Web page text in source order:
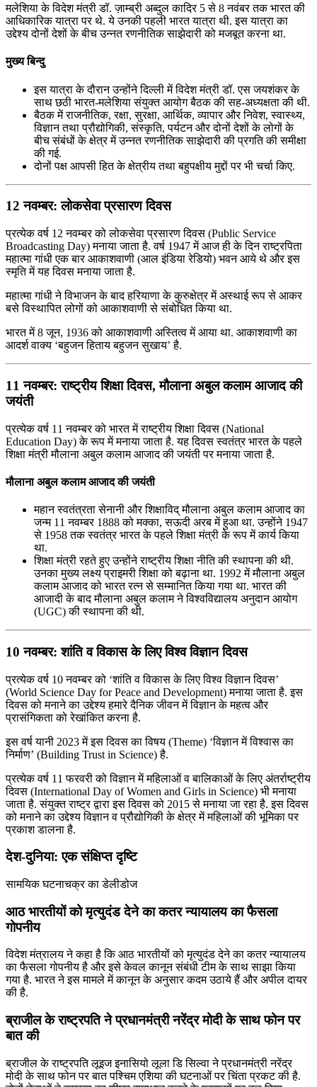
मलेशिया के विदेश मंत्री डॉ. ज़ाम्ब्री अब्दुल कादिर 5 से 8 नवंबर तक भारत की
आधिकारिक यात्रा पर थे. ये उनकी पहली भारत यात्रा थी. इस यात्रा का
उद्देश्य दोनों देशों के बीच उन्नत रणनीतिक साझेदारी को मजबूत करना था.
मुख्य बिन्दु
इस यात्रा के दौरान उन्होंने दिल्ली में विदेश मंत्री डॉ. एस जयशंकर के
साथ छठी भारत-मलेशिया संयुक्त आयोग बैठक की सह-अध्यक्षता की थी.
बैठक में राजनीतिक, रक्षा, सुरक्षा, आर्थिक, व्यापार और निवेश, स्वास्थ्य,
विज्ञान तथा प्रौद्योगिकी, संस्कृति, पर्यटन और दोनों देशों के लोगों के
बीच संबंधों के क्षेत्र में उन्नत रणनीतिक साझेदारी की प्रगति की समीक्षा
की गई.
दोनों पक्ष आपसी हित के क्षेत्रीय तथा बहुपक्षीय मुद्दों पर भी चर्चा किए.
12 नवम्‍बर: लोकसेवा प्रसारण दिवस
प्रत्येक वर्ष 12 नवम्‍बर को लोकसेवा प्रसारण दिवस (Public Service
Broadcasting Day) मनाया जाता है. वर्ष 1947 में आज ही के दिन राष्‍ट्रपिता
महात्मा गांधी एक बार आकाशवाणी (आल इंडिया रेडियो) भवन आये थे और इस
स्‍मृति में यह दिवस मनाया जाता है.
महात्‍मा गांधी ने विभाजन के बाद हरियाणा के कुरुक्षेत्र में अस्‍थाई रूप से आकर
बसे विस्‍थापित लोगों को आकाशवाणी से संबोधित किया था.
भारत में 8 जून, 1936 को आकाशवाणी अस्तित्व में आया था. आकाशवाणी का
आदर्श वाक्य ‘बहुजन हिताय बहुजन सुखाय’ है.
11 नवम्‍बर: राष्‍ट्रीय शिक्षा दिवस, मौलाना अबुल कलाम आजाद की
जयंती
प्रत्‍येक वर्ष 11 नवम्‍बर को भारत में राष्‍ट्रीय शिक्षा दिवस (National
Education Day) के रूप में मनाया जाता है. यह दिवस स्‍वतंत्र भारत के पहले
शिक्षा मंत्री मौलाना अबुल कलाम आजाद की जयंती पर मनाया जाता है.
मौलाना अबुल कलाम आजाद की जयंती
महान स्‍वतंत्रता सेनानी और शिक्षाविद् मौलाना अबुल कलाम आजाद का
जन्म 11 नवम्‍बर 1888 को मक्का, सऊदी अरब में हुआ था. उन्होंने 1947
से 1958 तक स्वतंत्र भारत के पहले शिक्षा मंत्री के रूप में कार्य किया
था.
शिक्षा मंत्री रहते हुए उन्होंने राष्ट्रीय शिक्षा नीति की स्थापना की थी.
उनका मुख्य लक्ष्य प्राइमरी शिक्षा को बढ़ाना था. 1992 में मौलाना अबुल
कलाम आजाद को भारत रत्न से सम्मानित किया गया था. भारत की
आजादी के बाद मौलाना अबुल कलाम ने विश्वविद्यालय अनुदान आयोग
(UGC) की स्थापना की थी.
10 नवम्बर: शांति व विकास के लिए विश्व विज्ञान दिवस
प्रत्येक वर्ष 10 नवम्बर को ‘शांति व विकास के लिए विश्व विज्ञान दिवस’
(World Science Day for Peace and Development) मनाया जाता है. इस
दिवस को मनाने का उद्देश्य हमारे दैनिक जीवन में विज्ञान के महत्व और
प्रासंगिकता को रेखांकित करना है.
इस वर्ष यानी 2023 में इस दिवस का विषय (Theme) ‘विज्ञान में विश्वास का
निर्माण’ (Building Trust in Science) है.
प्रत्येक वर्ष 11 फरवरी को विज्ञान में महिलाओं व बालिकाओं के लिए अंतर्राष्ट्रीय
दिवस (International Day of Women and Girls in Science) भी मनाया
जाता है. संयुक्त राष्ट्र द्वारा इस दिवस को 2015 से मनाया जा रहा है. इस दिवस
को मनाने का उद्देश्य विज्ञान व प्रौद्योगिकी के क्षेत्र में महिलाओं की भूमिका पर
प्रकाश डालना है.
देश-दुनिया: एक संक्षिप्त दृष्टि
सामयिक घटनाचक्र का डेलीडोज
आठ भारतीयों को मृत्‍युदंड देने का कतर न्‍यायालय का फैसला
गोपनीय
विदेश मंत्रालय ने कहा है कि आठ भारतीयों को मृत्‍युदंड देने का कतर न्‍यायालय
का फैसला गोपनीय है और इसे केवल कानून संबंधी टीम के साथ साझा किया
गया है. भारत ने इस मामले में कानून के अनुसार कदम उठाये हैं और अपील दायर
की है.
ब्राजील के राष्ट्रपति ने प्रधानमंत्री नरेंद्र मोदी के साथ फोन पर
बात की
ब्राजील के राष्ट्रपति लूइज इनासियो लूला डि सिल्‍वा ने प्रधानमंत्री नरेंद्र
मोदी के साथ फोन पर बात पश्चिम एशिया की घटनाओं पर चिंता प्रकट की है.